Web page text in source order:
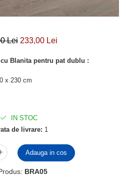
Lei 233,00 Lei
Blanita pentru pat dublu :
x 230 cm
IN STOC
de livrare: 1
Adauga in cos
BRA05